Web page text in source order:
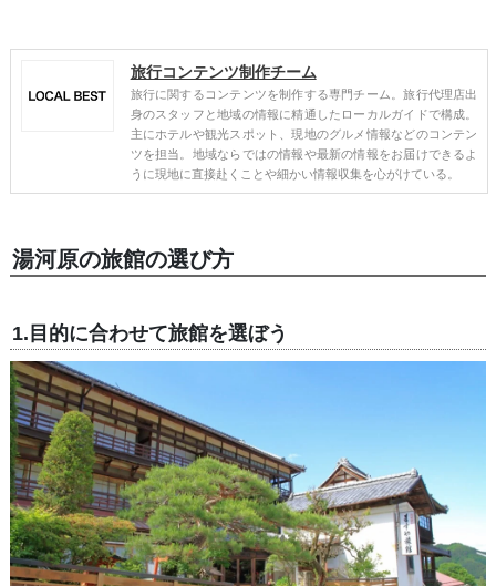
旅行コンテンツ制作チーム
旅行に関するコンテンツを制作する専門チーム。旅行代理店出
身のスタッフと地域の情報に精通したローカルガイドで構成。
主にホテルや観光スポット、現地のグルメ情報などのコンテン
ツを担当。地域ならではの情報や最新の情報をお届けできるよ
うに現地に直接赴くことや細かい情報収集を心がけている。
湯河原の旅館の選び方
1.目的に合わせて旅館を選ぼう